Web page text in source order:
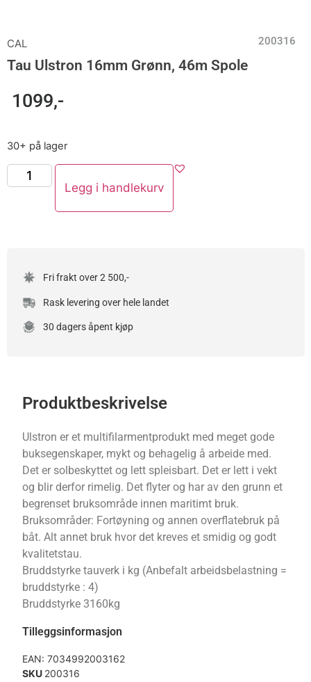
CAL 200316
Tau Ulstron 16mm Grønn, 46m Spole
1099,-
30+ på lager
Legg i handlekurv
Fri frakt over 2 500,-
Rask levering over hele landet
30 dagers åpent kjøp
Produktbeskrivelse
Ulstron er et multifilarmentprodukt med meget gode
buksegenskaper, mykt og behagelig å arbeide med.
Det er solbeskyttet og lett spleisbart. Det er lett i vekt
og blir derfor rimelig. Det flyter og har av den grunn et
begrenset bruksområde innen maritimt bruk.
Bruksområder: Fortøyning og annen overflatebruk på
båt. Alt annet bruk hvor det kreves et smidig og godt
kvalitetstau.
Bruddstyrke tauverk i kg (Anbefalt arbeidsbelastning =
bruddstyrke : 4)
Bruddstyrke 3160kg
Tilleggsinformasjon
EAN:7034992003162
SKU 200316